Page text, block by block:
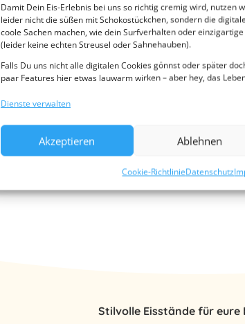
Damit Dein Eis-Erlebnis bei uns so richtig cremig wird, nutzen
leider nicht die süßen mit Schokostückchen, sondern die
coole Sachen machen, wie dein Surfverhalten oder
(leider keine echten Streusel oder Sahnehauben).
Falls Du uns nicht alle digitalen Cookies gönnst oder später
paar Features hier etwas lauwarm wirken – aber hey, das
Dienste verwalten
Akzeptieren Ablehnen
Cookie-RichtlinieDatenschutz
Stilvolle Eisstände für eure